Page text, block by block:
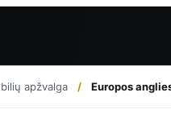
apžvalga Europos